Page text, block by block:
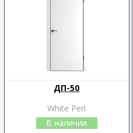
ДП-50
White Perl
В наличии